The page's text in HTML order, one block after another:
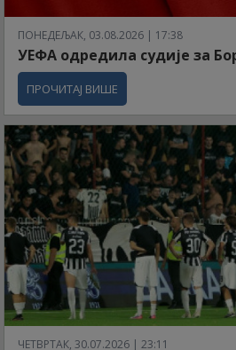
ПОНЕДЕЉАК, 03.08.2026 | 17:38
УЕФА одредила судије за
ПРОЧИТАЈ ВИШЕ
ЧЕТВРТАК, 30.07.2026 | 23:11